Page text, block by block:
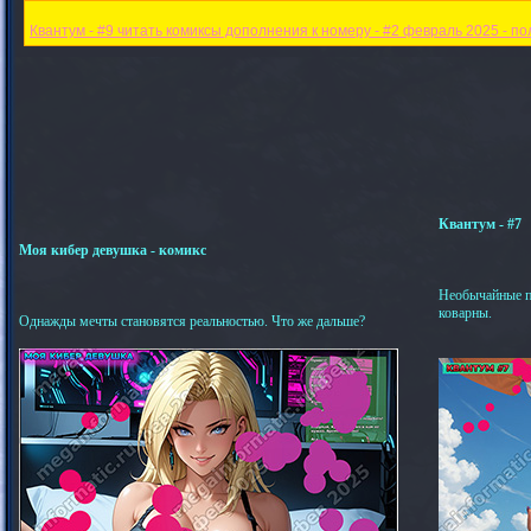
Квантум - #9 читать комиксы дополнения к номеру - #2 февраль 2025 -
Моя кибер девушка - комикс
Однажды мечты становятся реальностью. Что же дальше?
Квантум - #7
Необычайные
коварны.